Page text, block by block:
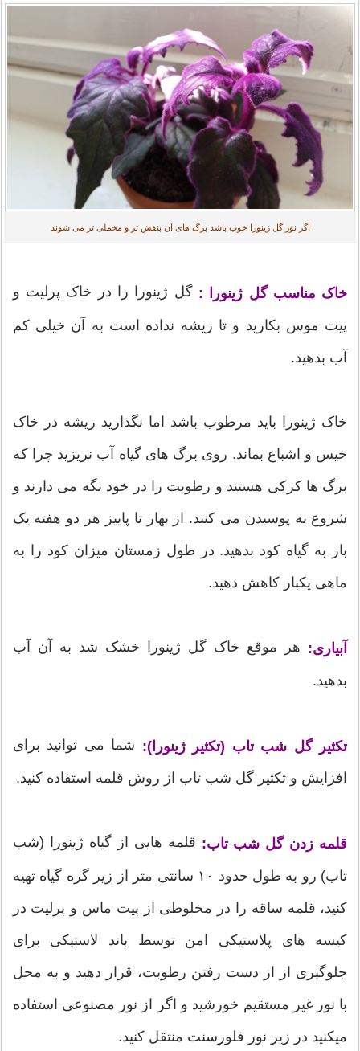
اگر نور گل ژینورا خوب باشد برگ های آن بنفش تر و مخملی تر می شوند
خاک مناسب گل ژینورا : گل ژینورا را در خاک پرلیت و
پیت موس بکارید و تا ریشه نداده است به آن خیلی کم
آب بدهید.
خاک ژینورا باید مرطوب باشد اما نگذارید ریشه در خاک
خیس و اشباع بماند. روی برگ های گیاه آب نریزید چرا که
برگ ها کرکی هستند و رطوبت را در خود نگه می دارند و
شروع به پوسیدن می کنند. از بهار تا پاییز هر دو هفته یک
بار به گیاه کود بدهید. در طول زمستان میزان کود را به
ماهی یکبار کاهش دهید.
آبیاری: هر موقع خاک گل ژینورا خشک شد به آن آب
بدهید.
تکثیر گل شب تاب (تکثیر ژینورا): شما می توانید برای
افزایش و تکثیر گل شب تاب از روش قلمه استفاده کنید.
قلمه زدن گل شب تاب: قلمه هایی از گیاه ژینورا (شب
تاب) رو به طول حدود ۱۰ سانتی متر از زیر گره گیاه تهیه
کنید، قلمه ساقه را در مخلوطی از پیت ماس و پرلیت در
کیسه های پلاستیکی امن توسط باند لاستیکی برای
جلوگیری از از دست رفتن رطوبت، قرار دهید و به محل
با نور غیر مستقیم خورشید و اگر از نور مصنوعی استفاده
میکنید در زیر نور فلورسنت منتقل کنید.